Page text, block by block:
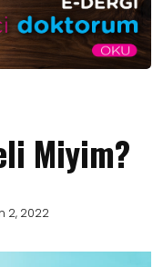
Miyim?
2, 2022